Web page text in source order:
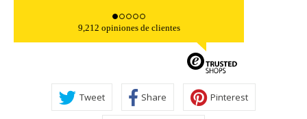
9,212 opiniones de clientes
Tweet Share Pinterest
Cookies de rendimiento
Estas cookies nos permiten contar las visitas y fuentes de
tráfico para poder evaluar el rendimiento de nuestro sitio y
mejorarlo. Nos ayudan a saber qué páginas son las más o
menos visitadas, y cómo los visitantes navegan por el sitio.
Toda la información que recogen estas cookies es
agregada y, por lo tanto, es anónima.
Cookies Utilizadas: